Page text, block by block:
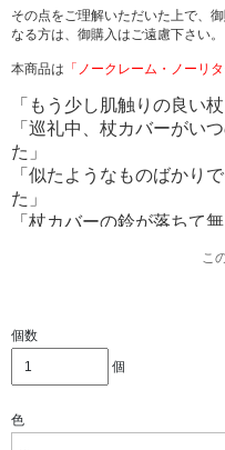
その点をご理解いただいた上で、
なる方は、御購入はご遠慮下さい。
本商品は 「ノークレーム・ノーリタ
「もう少し肌触りの良い
「巡礼中、杖カバーがい
た」
「似たようなものばかり
た」
「杖カバーの鈴が落ちて無
といったお遍路さんのご
いっぽ一歩堂のオリジナル
売となっております。
こ
個数
個
色